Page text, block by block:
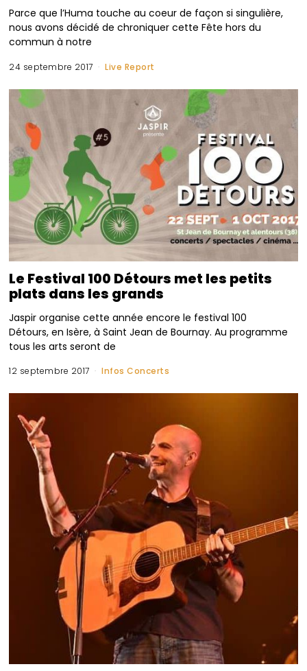
Parce que l’Huma touche au coeur de façon si singulière,
nous avons décidé de chroniquer cette Fête hors du
commun à notre
24 septembre 2017 Live Report
Le Festival 100 Détours met les petits
plats dans les grands
Jaspir organise cette année encore le festival 100
Détours, en Isère, à Saint Jean de Bournay. Au programme
tous les arts seront de
12 septembre 2017 Infos Concerts